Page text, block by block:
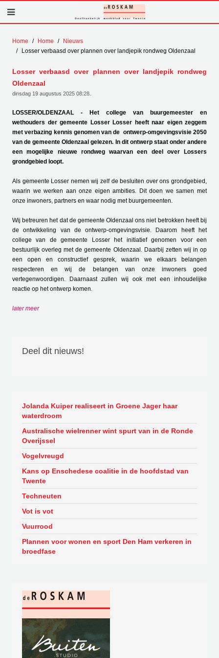
Home Home
Nieuws
Losser verbaasd over plannen over landjepik rondweg Oldenzaal
Losser verbaasd over plannen over landjepik rondweg
Oldenzaal
dinsdag 19 augustus 2025 08:28
LOSSER/OLDENZAAL - Het college van buurgemeester en
wethouders der gemeente Losser Losser heeft naar eigen zeggem
met verbazing kennis genomen van de ontwerp-omgevingsvisie 2050
van de gemeente Oldenzaal gelezen. In dit ontwerp staat onder andere
een mogelijke nieuwe rondweg waarvan een deel over Lossers
grondgebied loopt.
Als gemeente Losser nemen wij zelf de besluiten over ons grondgebied,
waarin we werken aan onze eigen ambities. Dit doen we samen met
onze inwoners, partners en waar nodig met buurgemeenten.
Wij betreuren het dat de gemeente Oldenzaal ons niet betrokken heeft bij
de ontwikkeling van de ontwerp-omgevingsvisie. Daarom heeft het
college van de gemeente Losser het initiatief genomen voor een
bestuurlijk overleg met de gemeente Oldenzaal. Daarbij zetten wij in op
een open en constructief gesprek, waarin we elkaars belangen
respecteren en wij de belangen van onze inwoners goed
vertegenwoordigen. Daarnaast zullen wij ook met een inhoudelijke
reactie op het ontwerp komen.
later meer
Deel dit nieuws!
Jolanda Kuiper realiseert in Groene Jager haar
waterdroom
Australische wielrenner wint spurt van in de Ronde
Overijssel
Vogelvreugd
Kans op Enschedese coalitie in de hoofdstad van
Twente
Techneuten
Vot is vot
Vuurrood
Plannen voor wonen en sport Den Ham verkeren in
broedfase